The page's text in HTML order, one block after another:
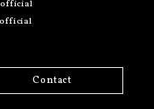
Contact